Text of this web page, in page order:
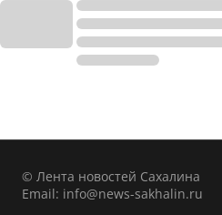
© Лента новостей Сахалина
Email: info@news-sakhalin.ru